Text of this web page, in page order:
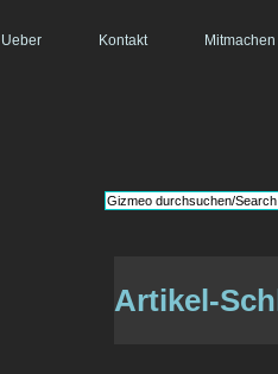
Ueber Kontakt Mitmachen
Artikel-